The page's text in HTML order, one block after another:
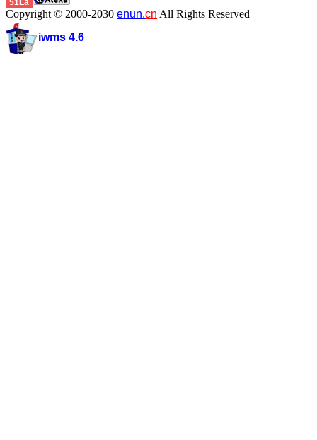
51La
Copyright © 2000-2030 enun.cn All Rights Reserved
iwms 4.6